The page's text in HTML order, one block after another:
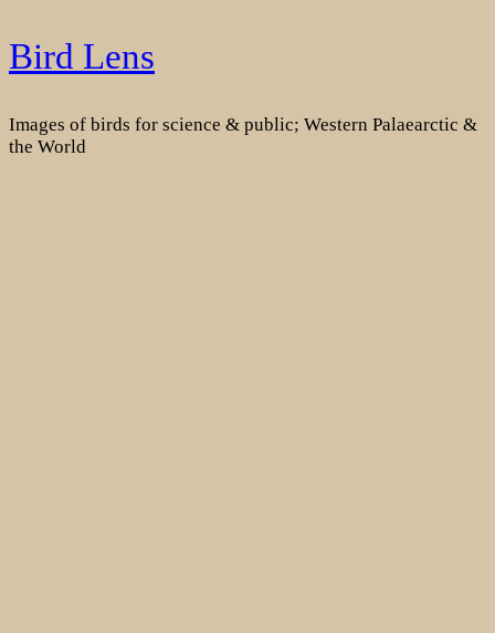
Skip
to
Bird Lens
Images of birds for science & public; Western Palaearctic &
the World